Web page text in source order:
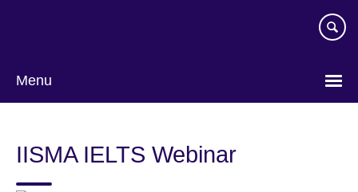
Menu
IISMA IELTS Webinar